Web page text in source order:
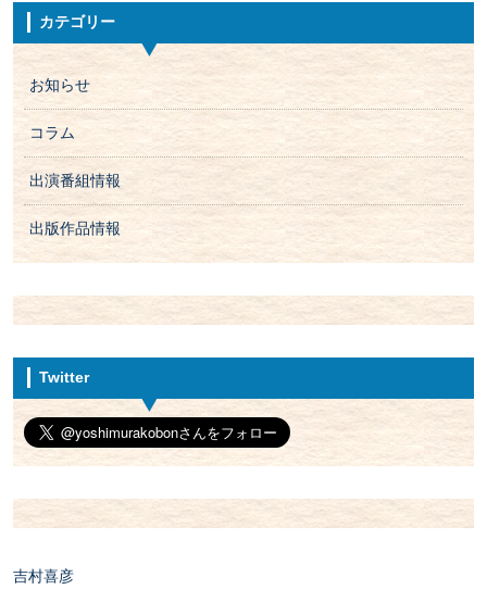
カテゴリー
お知らせ
コラム
出演番組情報
出版作品情報
Twitter
吉村喜彦